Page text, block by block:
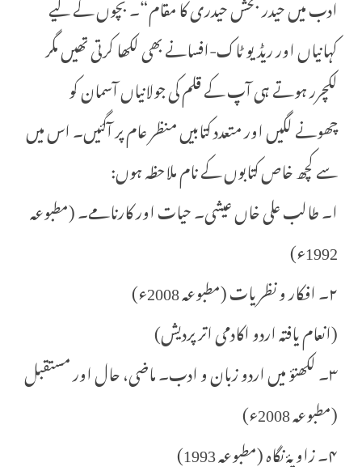
کہانیاں اور ریڈیو ٹاک-افسانے بھی لکھا کرتی تھیں مگر
لکچرر ہوتے ہی آپ کے قلم کی جولانیاں آسمان کو
چھونے لگیں اور متعدد کتابیں منظر عام پر آگئیں۔ اس میں
سے کچھ خاص کتابوں کے نام ملاحظہ ہوں:
ا۔ طالب علی خاں عیشی۔ حیات اور کارنامے۔ (مطبوعہ
1992ء)
۲۔ افکار و نظریات (مطبوعہ 2008ء)
(انعام یافتہ اردو اکادمی اتر پردیش)
۳۔ لکھنؤ میں اردو زبان و ادب۔ ماضی، حال اور مستقبل
(مطبوعہ 2008ء)
۴۔ زاویۂ نگاہ (مطبوعہ 1993)